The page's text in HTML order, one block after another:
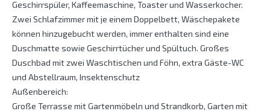
Geschirrspüler, Kaffeemaschine, Toaster und Wasserkocher.
Zwei Schlafzimmer mit je einem Doppelbett, Wäschepakete
können hinzugebucht werden, immer enthalten sind eine
Duschmatte sowie Geschirrtücher und Spültuch. Großes
Duschbad mit zwei Waschtischen und Föhn, extra Gäste-WC
und Abstellraum, Insektenschutz
Außenbereich:
Große Terrasse mit Gartenmöbeln und Strandkorb, Garten mit